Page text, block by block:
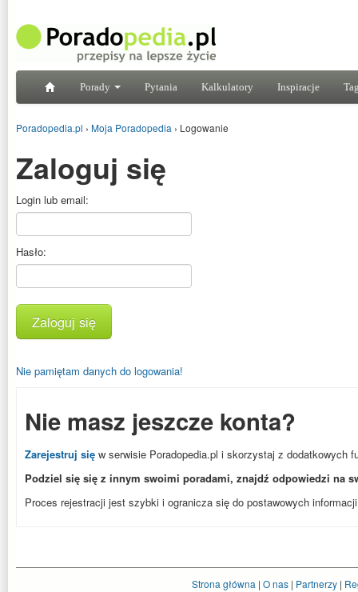
Porady Pytania Kalkulatory Inspiracje
Poradopedia.pl › Moja Poradopedia › Logowanie
Zaloguj się
Login lub email:
Hasło:
Zaloguj się
Nie pamiętam danych do logowania!
Nie masz jeszcze konta?
Zarejestruj się w serwisie Poradopedia.pl i skorzystaj z dodatkowych
Podziel się się z innym swoimi poradami, znajdź odpowiedzi na
Proces rejestracji jest szybki i ogranicza się do postawowych
Strona główna | O nas| Partnerzy|